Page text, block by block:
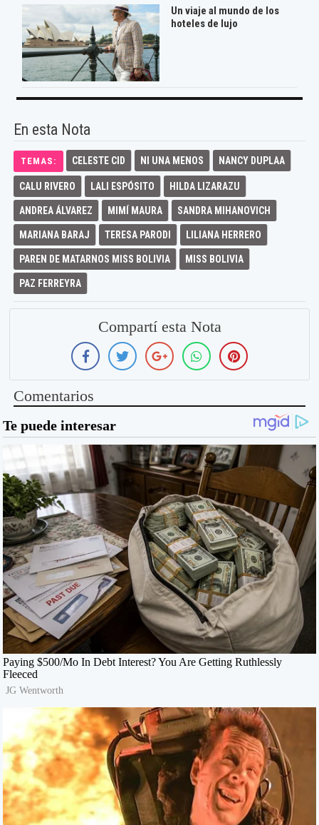
Un viaje al mundo de los
hoteles de lujo
En esta Nota
TEMAS: CELESTE CID NI UNA MENOS NANCY DUPLAA
CALU RIVERO LALI ESPÓSITO HILDA LIZARAZU
ANDREA ÁLVAREZ MIMÍ MAURA SANDRA MIHANOVICH
MARIANA BARAJ TERESA PARODI LILIANA HERRERO
PAREN DE MATARNOS MISS BOLIVIA MISS BOLIVIA
PAZ FERREYRA
Compartí esta Nota
Comentarios